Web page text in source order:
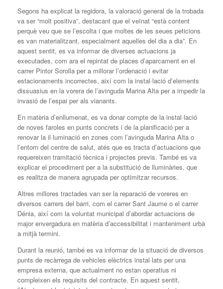
Segons ha explicat la regidora, la valoració general de la trobada
va ser “molt positiva”, destacant que el veïnat “està content
perquè veu que se l’escolta i que moltes de les seues peticions
es van materialitzant, especialment aquelles del dia a dia”. En
aquest sentit, es va informar de diverses actuacions ja
executades, com ara el repintat de places d’aparcament en el
carrer Pintor Sorolla per a millorar l’ordenació i evitar
estacionaments incorrectes, així com la instal·lació d’elements
dissuasius en la vorera de l’avinguda Marina Alta per a impedir la
invasió de l’espai per als vianants.
En matèria d’enllumenat, es va donar compte de la instal·lació
de noves faroles en punts concrets i de la planificació per a
renovar la il·luminació en zones com l’avinguda Marina Alta o
l’entorn del centre de salut, atés que es tracta d’actuacions que
requereixen tramitació tècnica i projectes previs. També es va
explicar el procediment per a la substitució de lluminàries, que
es realitza de manera agrupada per optimitzar recursos.
Altres millores tractades van ser la reparació de voreres en
diversos carrers del barri, com el carrer Sant Jaume o el carrer
Dénia, així com la voluntat municipal d’abordar actuacions de
major envergadura en matèria d’accessibilitat i manteniment urbà
a mitjà termini.
Durant la reunió, també es va informar de la situació de diversos
punts de recàrrega de vehicles elèctrics instal·lats per una
empresa externa, que actualment no estan operatius ni
compleixen els requisits del contracte. En aquest sentit,